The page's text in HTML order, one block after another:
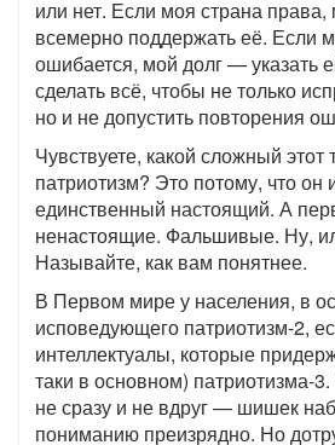
или нет. Если моя страна
всемерно поддержать её. Если
ошибается, мой долг — указать
сделать всё, чтобы не только
но и не допустить повторения
Чувствуете, какой сложный этот
патриотизм? Это потому, что он
единственный настоящий. А
ненастоящие. Фальшивые. Ну,
Называйте, как вам понятнее.
В Первом мире у населения, в
исповедующего патриотизм-2,
интеллектуалы, которые
таки в основном) патриотизма-
не сразу и не вдруг — шишек
пониманию преизрядно. Но